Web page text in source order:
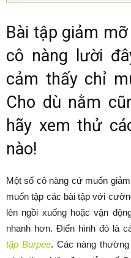
Bài tập giảm
cô nàng lười
cảm thấy chỉ
Cho dù nằm
hãy xem thử
nào!
Một số cô nàng cứ muốn
muốn tập các bài tập với
lên ngồi xuống hoặc vận
nhanh hơn. Điển hình đó là
tập Burpee. Các nàng